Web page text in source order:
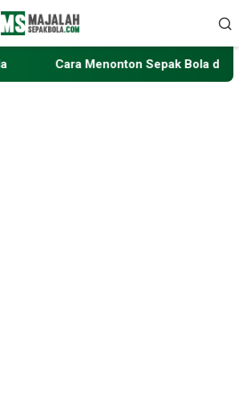
Cara Menonton Sepak Bola di Era